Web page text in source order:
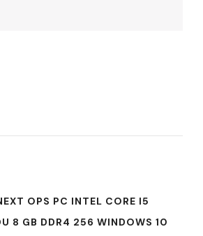
OPS PC INTEL CORE I5
8 GB DDR4 256 WINDOWS 10